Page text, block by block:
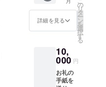
す。
制度の枠に
とらわれ
く暮らせる
社会を目指
して、心に
詳細を見る
の
リ
タ
ー
ン
を
選
択
す
る
10,
000 円
お礼の
手紙を